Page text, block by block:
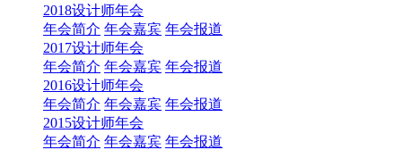
2018设计师年会
年会简介 年会嘉宾 年会报道
2017设计师年会
年会简介 年会嘉宾 年会报道
2016设计师年会
年会简介 年会嘉宾 年会报道
2015设计师年会
年会简介 年会嘉宾 年会报道